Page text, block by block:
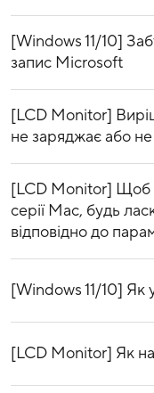
[Windows 11/10]
запис Microsoft
[LCD Monitor]
не заряджає або
[LCD Monitor] Щоб
серії Mac, будь
відповідно до
[Windows 11/10] Як
[LCD Monitor] Як